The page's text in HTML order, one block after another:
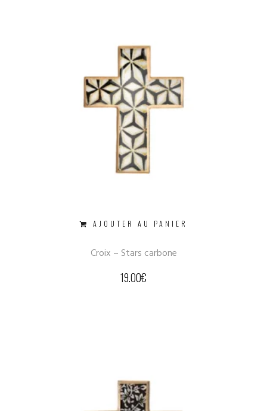
AJOUTER AU PANIER
Croix – Stars carbone
19.00€